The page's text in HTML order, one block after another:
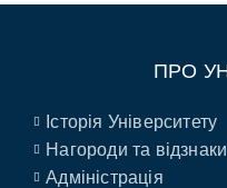
ПРО
Історія Університету
Нагороди та відзнаки
Адміністрація